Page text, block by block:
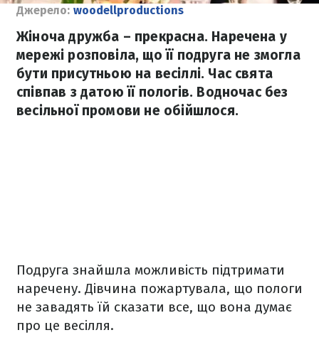
Джерело: woodellproductions
Жіноча дружба – прекрасна. Наречена у
мережі розповіла, що її подруга не змогла
бути присутньою на весіллі. Час свята
співпав з датою її пологів. Водночас без
весільної промови не обійшлося.
Подруга знайшла можливість підтримати
наречену. Дівчина пожартувала, що пологи
не завадять їй сказати все, що вона думає
про це весілля.